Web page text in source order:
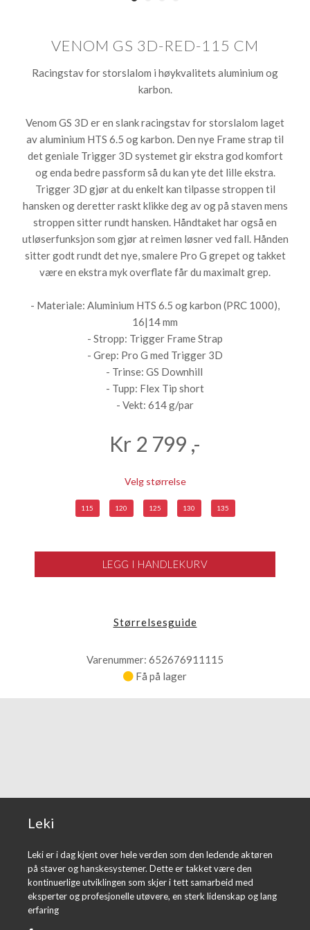
VENOM GS 3D-RED-115 CM
Racingstav for storslalom i høykvalitets aluminium og
karbon.
Venom GS 3D er en slank racingstav for storslalom laget
av aluminium HTS 6.5 og karbon. Den nye Frame strap til
det geniale Trigger 3D systemet gir ekstra god komfort
og enda bedre passform så du kan yte det lille ekstra.
Trigger 3D gjør at du enkelt kan tilpasse stroppen til
hansken og deretter raskt klikke deg av og på staven mens
stroppen sitter rundt hansken. Håndtaket har også en
utløserfunksjon som gjør at reimen løsner ved fall. Hånden
sitter godt rundt det nye, smalere Pro G grepet og takket
være en ekstra myk overflate får du maximalt grep.
- Materiale: Aluminium HTS 6.5 og karbon (PRC 1000),
16|14 mm
- Stropp: Trigger Frame Strap
- Grep: Pro G med Trigger 3D
- Trinse: GS Downhill
- Tupp: Flex Tip short
- Vekt: 614 g/par
Kr 2 799 ,-
Velg størrelse
115 120 125 130 135
LEGG I HANDLEKURV
Størrelsesguide
Varenummer: 652676911115
Få på lager
Leki
Leki er i dag kjent over hele verden som den ledende aktøren
på staver og hanskesystemer. Dette er takket være den
kontinuerlige utviklingen som skjer i tett samarbeid med
eksperter og profesjonelle utøvere, en sterk lidenskap og lang
erfaring